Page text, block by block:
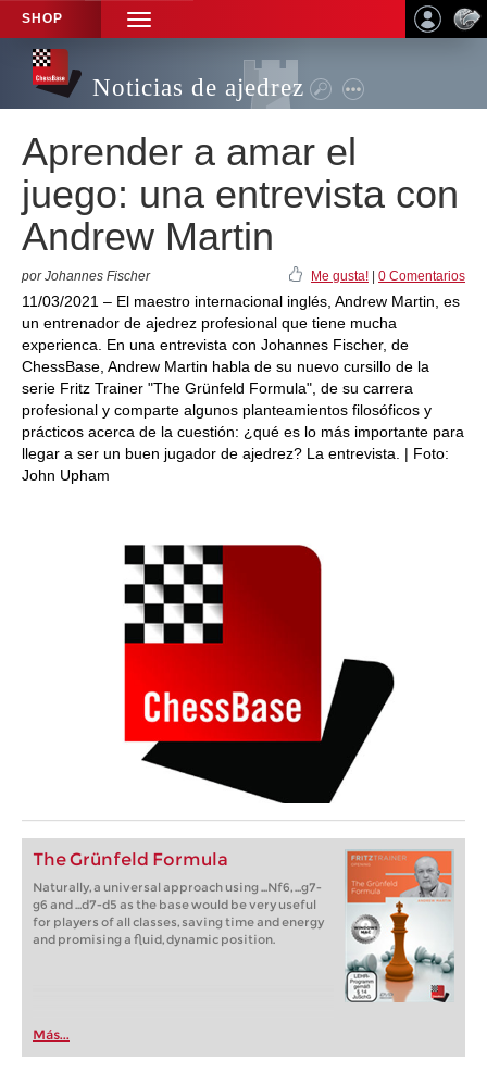
SHOP
TOGGLE
NAVIGATION
Noticias de ajedrez
Aprender a amar el
juego: una entrevista con
Andrew Martin
por Johannes Fischer Me gusta! 0 Comentarios
11/03/2021 – El maestro internacional inglés, Andrew Martin, es
un entrenador de ajedrez profesional que tiene mucha
experienca. En una entrevista con Johannes Fischer, de
ChessBase, Andrew Martin habla de su nuevo cursillo de la
serie Fritz Trainer "The Grünfeld Formula", de su carrera
profesional y comparte algunos planteamientos filosóficos y
prácticos acerca de la cuestión: ¿qué es lo más importante para
llegar a ser un buen jugador de ajedrez? La entrevista. | Foto:
John Upham
The Grünfeld Formula
Naturally, a universal approach using ...Nf6, ...g7-
g6 and ...d7-d5 as the base would be very useful
for players of all classes, saving time and energy
and promising a fluid, dynamic position.
Más...